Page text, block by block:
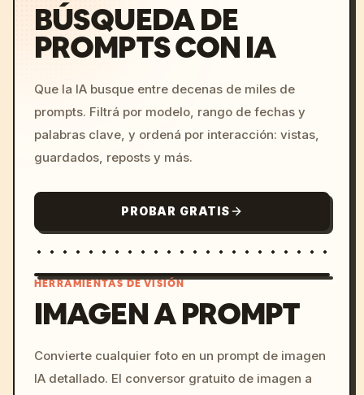
BÚSQUEDA DE
PROMPTS CON IA
Que la IA busque entre decenas de miles de
prompts. Filtrá por modelo, rango de fechas y
palabras clave, y ordená por interacción: vistas,
guardados, reposts y más.
PROBAR GRATIS
c, cyberpunk sunset, neon
colors, 8k --v 6.0
HERRAMIENTAS DE VISIÓN
IMAGEN A PROMPT
Convierte cualquier foto en un prompt de imagen
IA detallado. El conversor gratuito de imagen a